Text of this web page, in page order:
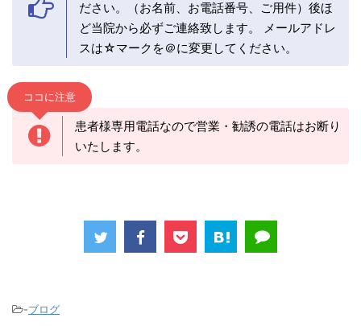
ださい。（お名前、お電話番号、ご用件）後ほ
ど当院から必ずご連絡致します。 メールアドレ
スは☆マークを＠に変更してください。
ココに注意
患者様専用電話なので営業・勧誘の電話はお断り
いたします。
-ブログ